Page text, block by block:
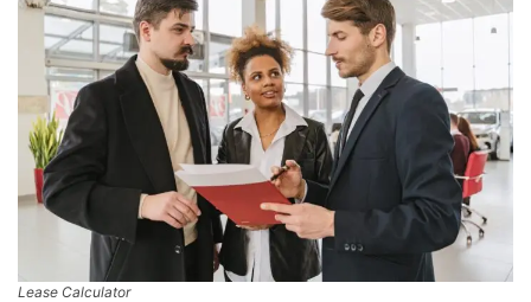
Lease Calculator